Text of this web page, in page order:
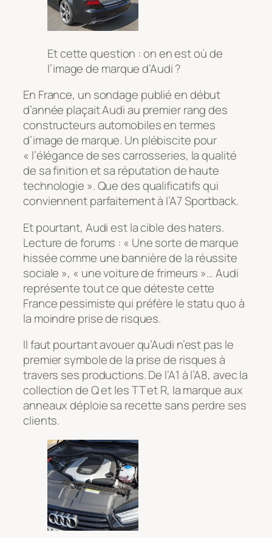
Et cette question : on en est où de
l’image de marque d’Audi ?
En France, un sondage publié en début
d’année plaçait Audi au premier rang des
constructeurs automobiles en termes
d’image de marque. Un plébiscite pour
« l’élégance de ses carrosseries, la qualité
de sa finition et sa réputation de haute
technologie ». Que des qualificatifs qui
conviennent parfaitement à l’A7 Sportback.
Et pourtant, Audi est la cible des haters.
Lecture de forums : « Une sorte de marque
hissée comme une bannière de la réussite
sociale », « une voiture de frimeurs »… Audi
représente tout ce que déteste cette
France pessimiste qui préfère le statu quo à
la moindre prise de risques.
Il faut pourtant avouer qu’Audi n’est pas le
premier symbole de la prise de risques à
travers ses productions. De l’A1 à l’A8, avec la
collection de Q et les TT et R, la marque aux
anneaux déploie sa recette sans perdre ses
clients.